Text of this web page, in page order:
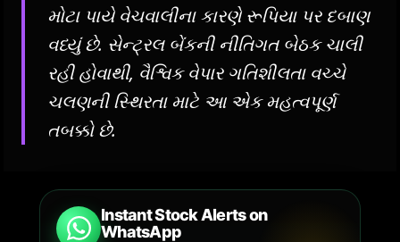
મોટા પાયે વેચવાલીના કારણે રૂપિયા પર દબાણ
વધ્યું છે. સેન્ટ્રલ બેંકની નીતિગત બેઠક ચાલી
રહી હોવાથી, વૈશ્વિક વેપાર ગતિશીલતા વચ્ચે
ચલણની સ્થિરતા માટે આ એક મહત્વપૂર્ણ
તબક્કો છે.
Instant Stock Alerts on
WhatsApp